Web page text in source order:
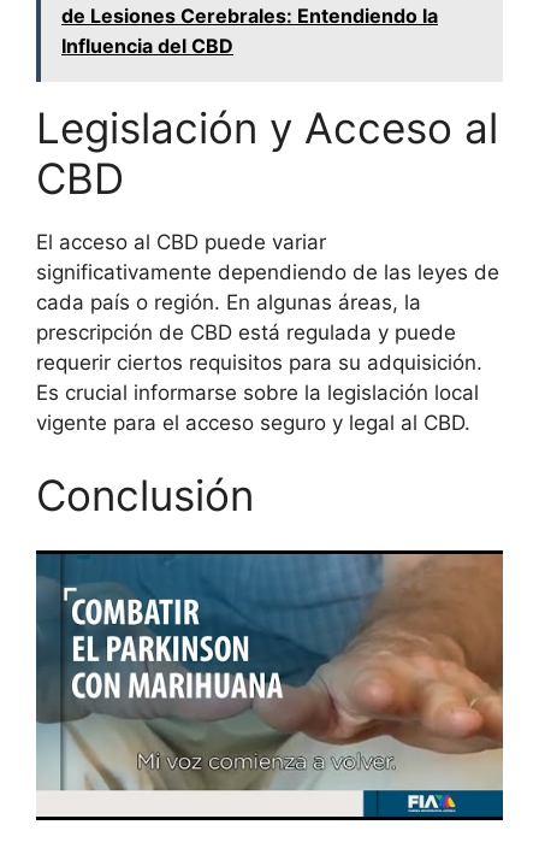
de Lesiones Cerebrales: Entendiendo la
Influencia del CBD
Legislación y Acceso al
CBD
El acceso al CBD puede variar
significativamente dependiendo de las leyes de
cada país o región. En algunas áreas, la
prescripción de CBD está regulada y puede
requerir ciertos requisitos para su adquisición.
Es crucial informarse sobre la legislación local
vigente para el acceso seguro y legal al CBD.
Conclusión